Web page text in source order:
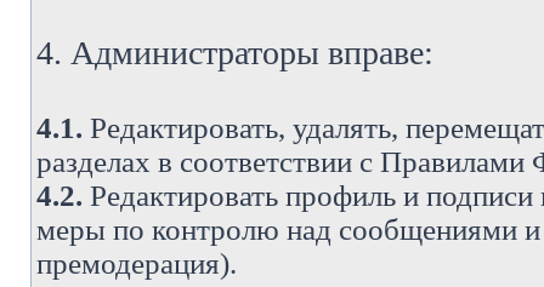
4. Администраторы вправе:
4.1. Редактировать, удалять,
разделах в соответствии с
4.2. Редактировать профиль и
меры по контролю над сообщениями
премодерация).